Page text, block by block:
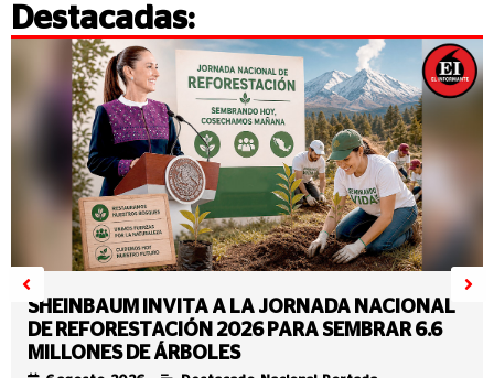
Destacadas:
SHEINBAUM INVITA A LA JORNADA NACIONAL
DE REFORESTACIÓN 2026 PARA SEMBRAR 6.6
MILLONES DE ÁRBOLES